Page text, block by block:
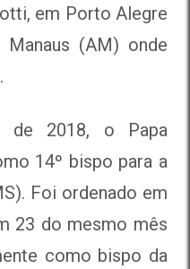
em Porto Alegre
(AM) onde
de 2018, o Papa
14º bispo para a
Foi ordenado em
23 do mesmo mês
como bispo da